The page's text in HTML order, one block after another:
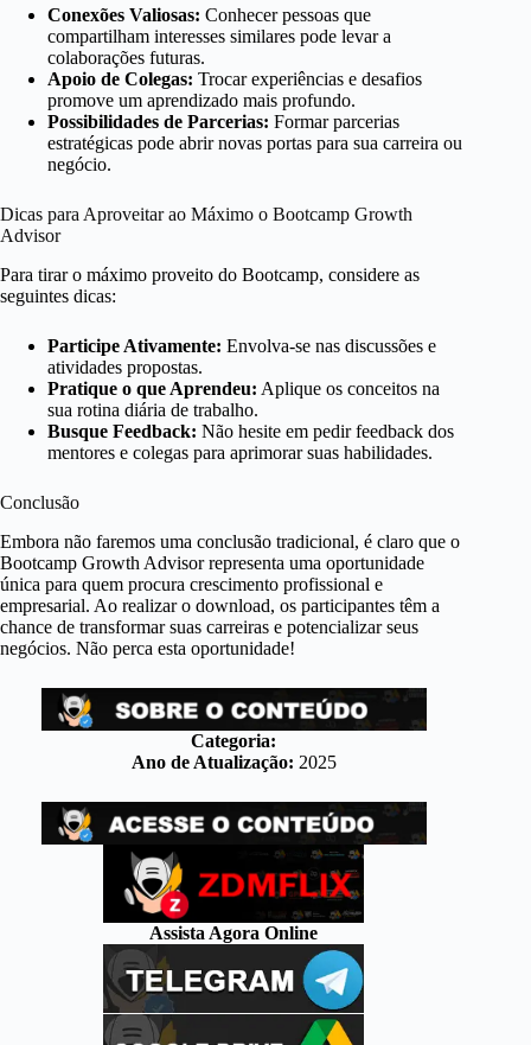
Conexões Valiosas: Conhecer pessoas que
compartilham interesses similares pode levar a
colaborações futuras.
Apoio de Colegas: Trocar experiências e desafios
promove um aprendizado mais profundo.
Possibilidades de Parcerias: Formar parcerias
estratégicas pode abrir novas portas para sua carreira ou
negócio.
Dicas para Aproveitar ao Máximo o Bootcamp Growth
Advisor
Para tirar o máximo proveito do Bootcamp, considere as
seguintes dicas:
Participe Ativamente: Envolva-se nas discussões e
atividades propostas.
Pratique o que Aprendeu: Aplique os conceitos na
sua rotina diária de trabalho.
Busque Feedback: Não hesite em pedir feedback dos
mentores e colegas para aprimorar suas habilidades.
Conclusão
Embora não faremos uma conclusão tradicional, é claro que o
Bootcamp Growth Advisor representa uma oportunidade
única para quem procura crescimento profissional e
empresarial. Ao realizar o download, os participantes têm a
chance de transformar suas carreiras e potencializar seus
negócios. Não perca esta oportunidade!
Categoria:
Ano de Atualização: 2025
Assista Agora Online